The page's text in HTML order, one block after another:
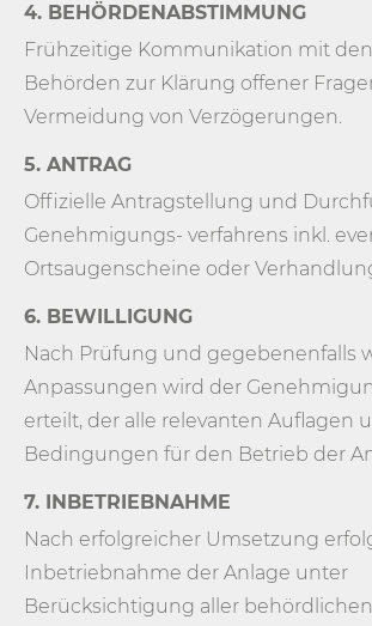
4. BEHÖRDENABSTIMMUNG
Frühzeitige Kommunikation mit
Behörden zur Klärung offener
Vermeidung von Verzögerungen.
5. ANTRAG
Offizielle Antragstellung und
Genehmigungs- verfahrens inkl.
Ortsaugenscheine oder
6. BEWILLIGUNG
Nach Prüfung und gegebenenfalls
Anpassungen wird der
erteilt, der alle relevanten Auflagen
Bedingungen für den Betrieb der
7. INBETRIEBNAHME
Nach erfolgreicher Umsetzung
Inbetriebnahme der Anlage unter
Berücksichtigung aller